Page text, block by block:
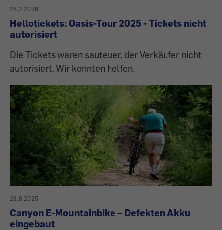
26.2.2026
Hellotickets: Oasis-Tour 2025 - Tickets nicht
autorisiert
Die Tickets waren sauteuer, der Verkäufer nicht
autorisiert. Wir konnten helfen.
28.8.2025
Canyon E-Mountainbike – Defekten Akku
eingebaut